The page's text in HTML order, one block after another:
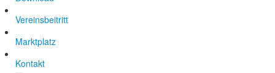
Vereinsbeitritt
Marktplatz
Kontakt